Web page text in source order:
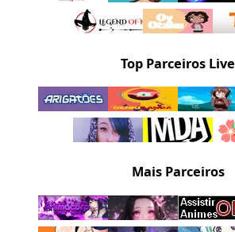
Top Parceiros Live
Mais Parceiros